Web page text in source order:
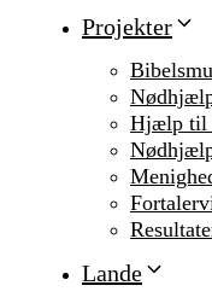
Projekter
Hjælp til
Lande